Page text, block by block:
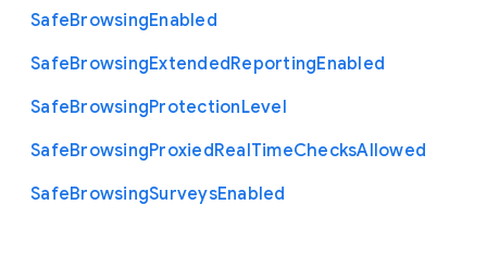
SafeBrowsingEnabled
SafeBrowsingExtendedReportingEnabled
SafeBrowsingProtectionLevel
SafeBrowsingProxiedRealTimeChecksAllowed
SafeBrowsingSurveysEnabled